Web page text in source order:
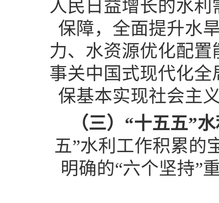
人民日益增长的水
保障，全面提升水
力、水资源优化配
事关中国式现代化
保基本实现社会主
（三）“十五五”
五”水利工作积累的
明确的“六个坚持”